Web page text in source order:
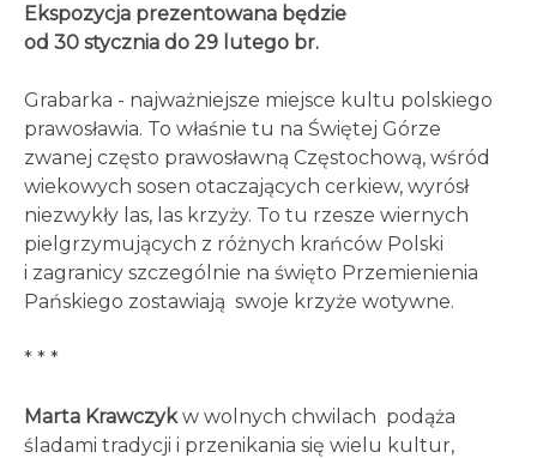
Ekspozycja prezentowana będzie
od 30 stycznia do 29 lutego br.
Grabarka - najważniejsze miejsce kultu polskiego
prawosławia. To właśnie tu na Świętej Górze
zwanej często prawosławną Częstochową, wśród
wiekowych sosen otaczających cerkiew, wyrósł
niezwykły las, las krzyży. To tu rzesze wiernych
pielgrzymujących z różnych krańców Polski
i zagranicy szczególnie na święto Przemienienia
Pańskiego zostawiają swoje krzyże wotywne.
* * *
Marta Krawczykw wolnych chwilach podąża
śladami tradycji i przenikania się wielu kultur,